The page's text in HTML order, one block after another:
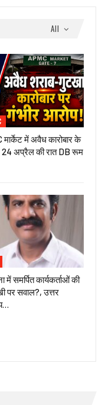
All
मार्केट में अवैध कारोबार के
24 अप्रैल की रात DB रूम
में समर्पित कार्यकर्ताओं की
पर सवाल?, उत्तर